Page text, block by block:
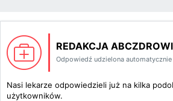
REDAKCJA
Odpowiedź udzielona automatycznie
Nasi lekarze odpowiedzieli już na kilka
użytkowników.